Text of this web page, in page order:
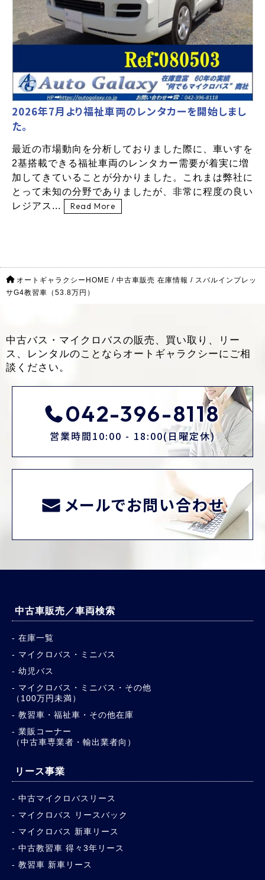
2026年7月より福祉車両のレンタカーを開始しまし
た。
最近の市場動向を分析しておりました際に、車いすを
2基搭載できる福祉車両のレンタカー需要が着実に増
加してきていることが分かりました。これまは弊社に
とって未知の分野でありましたが、非常に程度の良い
レジアス...
Read More
オートギャラクシーHOME / 中古車販売 在庫情報 / スバルインプレッ
サG4教習車（53.8万円）
中古バス・マイクロバスの販売、買い取り、リー
ス、レンタルのことなら オートギャラクシーにご相
談ください。
042-396-8118
営業時間10:00 - 18:00(日曜定休)
メールでお問い合わせ
中古車販売／車両検索
在庫一覧
マイクロバス・ミニバス
幼児バス
マイクロバス・ミニバス・その他
（100万円未満）
教習車・福祉車・その他在庫
業販コーナー
（中古車専業者・輸出業者向）
リース事業
中古マイクロバスリース
マイクロバス リースバック
マイクロバス 新車リース
中古教習車 得々3年リース
教習車 新車リース